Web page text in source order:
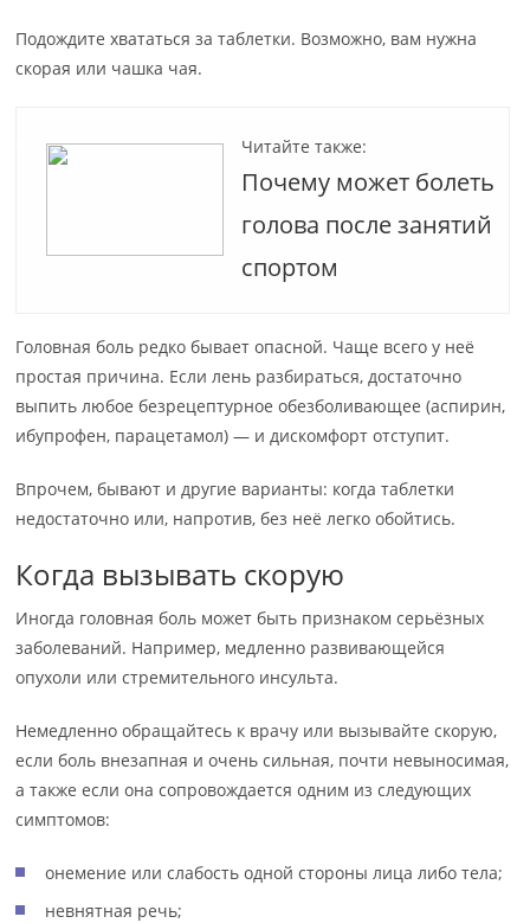
Подождите хвататься за таблетки. Возможно, вам нужна
скорая или чашка чая.
Читайте также:
Почему может болеть
голова после занятий
спортом
Головная боль редко бывает опасной. Чаще всего у неё
простая причина. Если лень разбираться, достаточно
выпить любое безрецептурное обезболивающее (аспирин,
ибупрофен, парацетамол) — и дискомфорт отступит.
Впрочем, бывают и другие варианты: когда таблетки
недостаточно или, напротив, без неё легко обойтись.
Когда вызывать скорую
Иногда головная боль может быть признаком серьёзных
заболеваний. Например, медленно развивающейся
опухоли или стремительного инсульта.
Немедленно обращайтесь к врачу или вызывайте скорую,
если боль внезапная и очень сильная, почти невыносимая,
а также если она сопровождается одним из следующих
симптомов:
онемение или слабость одной стороны лица либо тела;
невнятная речь;